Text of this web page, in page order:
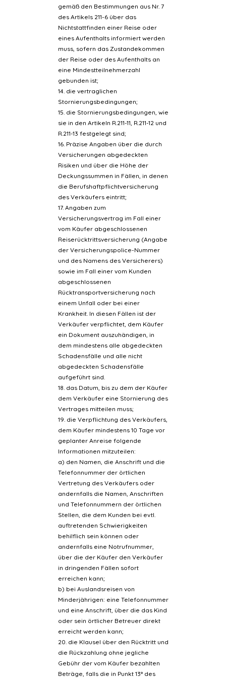
gemäß den Bestimmungen aus Nr. 7
des Artikels 211-6 über das
Nichtstattfinden einer Reise oder
eines Aufenthalts informiert werden
muss, sofern das Zustandekommen
der Reise oder des Aufenthalts an
eine Mindestteilnehmerzahl
gebunden ist;
14. die vertraglichen
Stornierungsbedingungen;
15. die Stornierungsbedingungen, wie
sie in den Artikeln R.211-11, R.211-12 und
R.211-13 festgelegt sind;
16. Präzise Angaben über die durch
Versicherungen abgedeckten
Risiken und über die Höhe der
Deckungssummen in Fällen, in denen
die Berufshaftpflichtversicherung
des Verkäufers eintritt;
17. Angaben zum
Versicherungsvertrag im Fall einer
vom Käufer abgeschlossenen
Reiserücktrittsversicherung (Angabe
der Versicherungspolice-Nummer
und des Namens des Versicherers)
sowie im Fall einer vom Kunden
abgeschlossenen
Rücktransportversicherung nach
einem Unfall oder bei einer
Krankheit. In diesen Fällen ist der
Verkäufer verpflichtet, dem Käufer
ein Dokument auszuhändigen, in
dem mindestens alle abgedeckten
Schadensfälle und alle nicht
abgedeckten Schadensfälle
aufgeführt sind.
18. das Datum, bis zu dem der Käufer
dem Verkäufer eine Stornierung des
Vertrages mitteilen muss;
19. die Verpflichtung des Verkäufers,
dem Käufer mindestens 10 Tage vor
geplanter Anreise folgende
Informationen mitzuteilen:
a) den Namen, die Anschrift und die
Telefonnummer der örtlichen
Vertretung des Verkäufers oder
andernfalls die Namen, Anschriften
und Telefonnummern der örtlichen
Stellen, die dem Kunden bei evtl.
auftretenden Schwierigkeiten
behilflich sein können oder
andernfalls eine Notrufnummer,
über die der Käufer den Verkäufer
in dringenden Fällen sofort
erreichen kann;
b) bei Auslandsreisen von
Minderjährigen: eine Telefonnummer
und eine Anschrift, über die das Kind
oder sein örtlicher Betreuer direkt
erreicht werden kann;
20. die Klausel über den Rücktritt und
die Rückzahlung ohne jegliche
Gebühr der vom Käufer bezahlten
Beträge, falls die in Punkt 13° des